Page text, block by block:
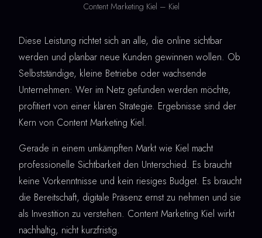
Content Marketing Kiel – Kiel
Diese Leistung richtet sich an alle, die online sichtbar
werden und planbar neue Kunden gewinnen wollen. Ob
Selbstständige, kleine Betriebe oder wachsende
Unternehmen: Wer im Netz gefunden werden möchte,
profitiert von einer klaren Strategie. Ergebnisse sind der
Kern von Content Marketing Kiel.
Gerade in einem umkämpften Markt wie Kiel macht
professionelle Sichtbarkeit den Unterschied. Es braucht
keine Vorkenntnisse und kein riesiges Budget. Es braucht
die Bereitschaft, digitale Präsenz ernst zu nehmen und sie
als Investition zu verstehen. Content Marketing Kiel wirkt
nachhaltig, nicht kurzfristig.